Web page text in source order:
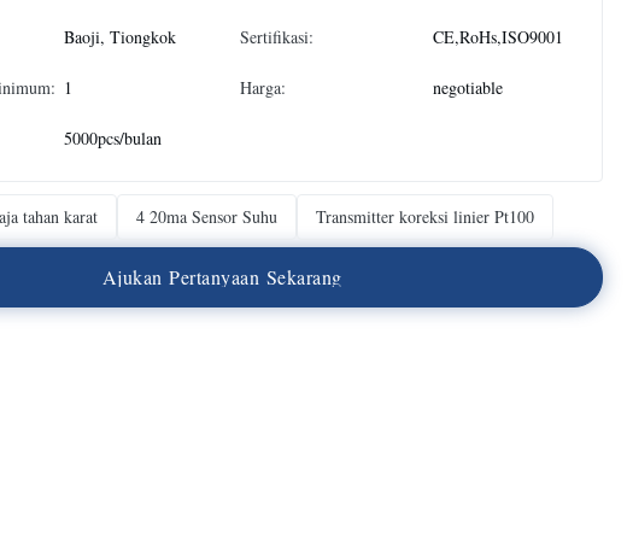
Baoji, Tiongkok Sertifikasi: CE,RoHs,ISO9001
1 Harga: negotiable
5000pcs/bulan
tahan karat 4 20ma Sensor Suhu Transmitter koreksi linier Pt100
Ajukan Pertanyaan Sekarang